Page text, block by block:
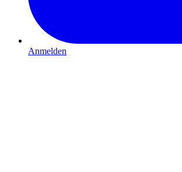
Anmelden